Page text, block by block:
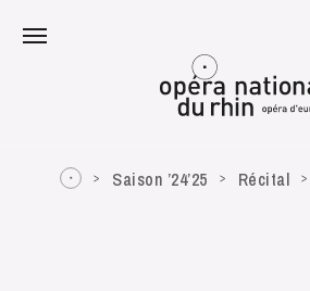
Strasbourg
Saison ’24’25 Récital